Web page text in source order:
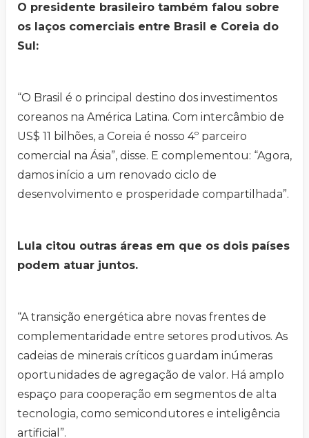
O presidente brasileiro também falou sobre
os laços comerciais entre Brasil e Coreia do
Sul:
“O Brasil é o principal destino dos investimentos
coreanos na América Latina. Com intercâmbio de
US$ 11 bilhões, a Coreia é nosso 4º parceiro
comercial na Ásia”, disse. E complementou: “Agora,
damos início a um renovado ciclo de
desenvolvimento e prosperidade compartilhada”.
Lula citou outras áreas em que os dois países
podem atuar juntos.
“A transição energética abre novas frentes de
complementaridade entre setores produtivos. As
cadeias de minerais críticos guardam inúmeras
oportunidades de agregação de valor. Há amplo
espaço para cooperação em segmentos de alta
tecnologia, como semicondutores e inteligência
artificial”.